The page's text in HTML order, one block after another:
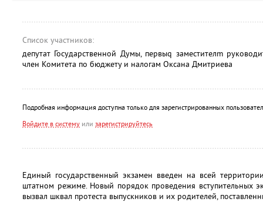
Список участников:
депутат Государственной Думы, первыq заместителm
член Комитета по бюджету и налогам Оксана Дмитриева
Подробная информация доступна только для зарегистрированных
Войдите в систему или зарегистрируйтесь
Единый государственный экзамен введен на всей
штатном режиме. Новый порядок проведения вступительных
вызвал шквал протеста выпускников и их родителей,